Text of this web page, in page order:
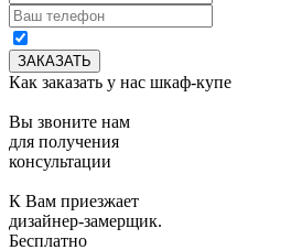
Как заказать у нас шкаф-купе
Вы звоните нам
для получения
консультации
К Вам приезжает
дизайнер-замерщик.
Бесплатно